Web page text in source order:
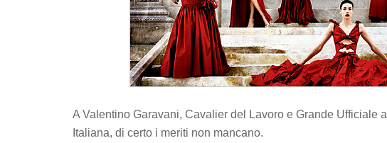
A Valentino Garavani, Cavalier del Lavoro e Grande Ufficiale
Italiana, di certo i meriti non mancano.